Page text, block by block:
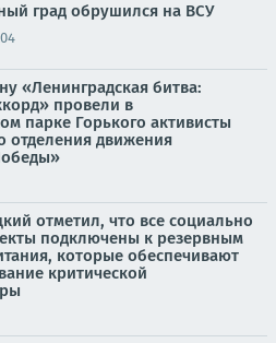
град обрушился на ВСУ
«Ленинградская битва:
провели в
парке Горького активисты
отделения движения
отметил, что все социально
подключены к резервным
которые обеспечивают
критической